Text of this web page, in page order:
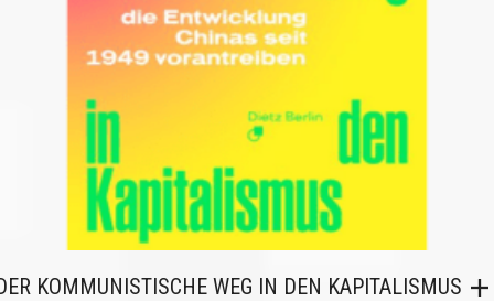
KOMMUNISTISCHE WEG IN DEN KAPITALISMUS